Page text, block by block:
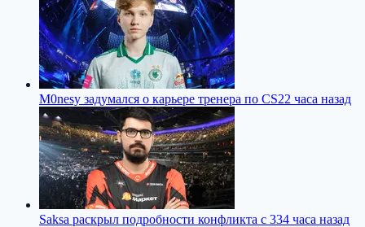
M0nesy задумался о карьере тренера по CS22 часа назад
Saksa раскрыл подробности конфликта с 334 часа назад